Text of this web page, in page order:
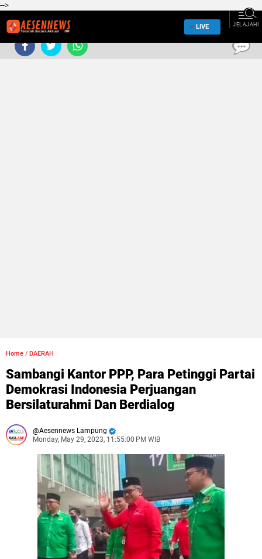
-->
LIVE JELAJAHI
Home / DAERAH
Sambangi Kantor PPP, Para Petinggi Partai
Demokrasi Indonesia Perjuangan
Bersilaturahmi Dan Berdialog
Aesennews Lampung
Monday, May 29, 2023, 11:55:00 PM WIB